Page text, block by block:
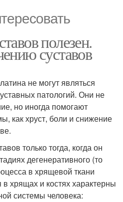
полезен.
суставов
не могут являться
патологий. Они не
но иногда помогают
как хруст, боли и снижение
только тогда, когда он
дегенеративного (то
в хрящевой ткани
хрящах и костях характерны
системы человека: